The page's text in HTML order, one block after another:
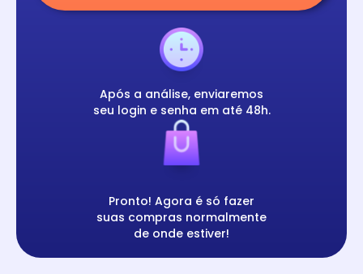
Após a análise, enviaremos
seu login e senha em até 48h.
Pronto! Agora é só fazer
suas compras normalmente
de onde estiver!